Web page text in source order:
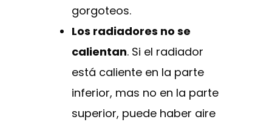
gorgoteos.
Los radiadores no se
calientan. Si el radiador
está caliente en la parte
inferior, mas no en la parte
superior, puede haber aire